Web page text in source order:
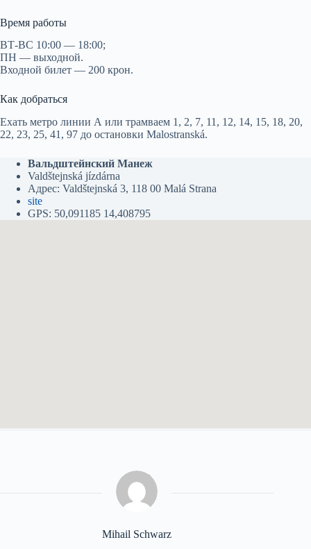
Время работы
ВТ-ВС 10:00 — 18:00;
ПН — выходной.
Входной билет — 200 крон.
Как добраться
Ехать метро линии А или трамваем 1, 2, 7, 11, 12, 14, 15, 18, 20,
22, 23, 25, 41, 97 до остановки Malostranská.
Вальдштейнский Манеж
Valdštejnská jízdárna
Адрес: Valdštejnská 3, 118 00 Malá Strana
site
GPS: 50,091185 14,408795
Mihail Schwarz